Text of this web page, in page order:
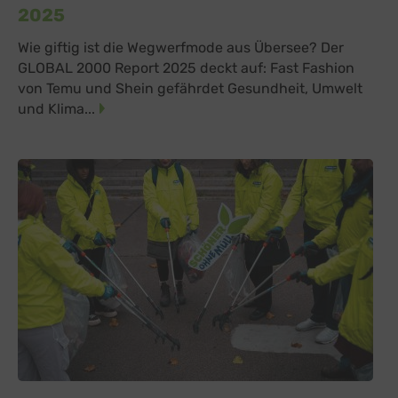
2025
Wie giftig ist die Wegwerfmode aus Übersee? Der
GLOBAL 2000 Report 2025 deckt auf: Fast Fashion
von Temu und Shein gefährdet Gesundheit, Umwelt
und Klima...